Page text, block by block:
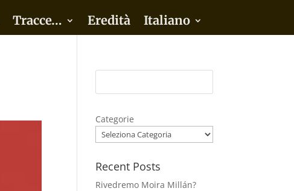
Tracce… Eredità Italiano
Categorie
Recent Posts
Rivedremo Moira Millán?